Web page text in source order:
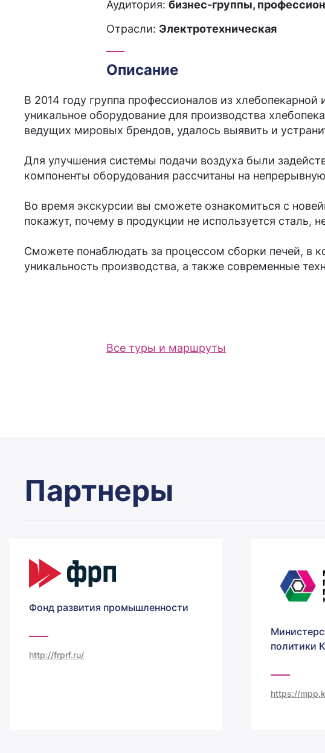
Аудитория: бизнес-группы,
Отрасли: Электротехническая
Описание
В 2014 году группа профессионалов из
уникальное оборудование для производства
ведущих мировых брендов, удалось выявить и
Для улучшения системы подачи воздуха были
компоненты оборудования рассчитаны на
Во время экскурсии вы сможете ознакомиться с
покажут, почему в продукции не используется сталь,
Сможете понаблюдать за процессом сборки печей, в
уникальность производства, а также современные
Все туры и маршруты
Партнеры
Фонд развития промышленности
http://frprf.ru/
политики
https://